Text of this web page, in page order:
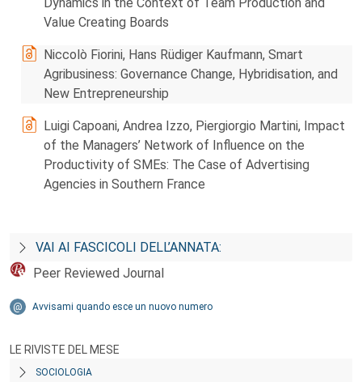
Value Creating Boards
Niccolò Fiorini, Hans Rüdiger Kaufmann, Smart
Agribusiness: Governance Change, Hybridisation, and
New Entrepreneurship
Luigi Capoani, Andrea Izzo, Piergiorgio Martini, Impact
of the Managers’ Network of Influence on the
Productivity of SMEs: The Case of Advertising
Agencies in Southern France
VAI AI FASCICOLI DELL’ANNATA:
Peer Reviewed Journal
Avvisami quando esce un nuovo numero
LE RIVISTE DEL MESE
SOCIOLOGIA